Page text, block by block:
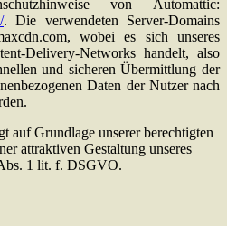
von Automattic:
. Die verwendeten Server-Domains
wobei es sich unseres
Delivery-Networks handelt, also
und sicheren Übermittlung der
Daten der Nutzer nach
auf Grundlage unserer berechtigten
attraktiven Gestaltung unseres
1 lit. f. DSGVO.